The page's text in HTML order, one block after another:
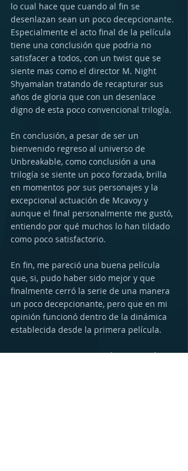
lo cual hace que cuando al fin se
desenlazan sean un poco decepcionante.
Especialmente el acto final de la película
tiene una conclusión que podria no
satisfacer a todos, con un twist que se
siente mas como el director M. Night
Shyamalan tratando de recapturar sus
años de gloria que con un desenlace
digno de esta poco convencional trilogía.
En conclusión, a pesar de ser un
bienvenido regreso al universo de
Unbreakable, como conclusión a una
trilogía se siente un poco forzada, brilla
en momentos por sus personajes y la
excepcional actuación de Mcavoy y
aunque el final personalmente me gustó,
entiendo por qué muchos lo han tildado
como poco satisfactorio.
En fin, me pareció una buena película
que, si, pudo haber sido mejor y que
finalmente cerró la serie de una manera
un poco decepcionante, pero que en mi
opinión funcionó dentro de la dinámica
establecida desde la primera película.
Como siempre, esto es solo mi opinión,